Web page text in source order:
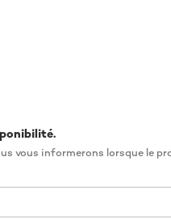
vous informerons lorsque le